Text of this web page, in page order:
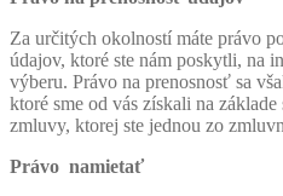
Za určitých okolností máte právo
údajov, ktoré ste nám poskytli, na
výberu. Právo na prenosnosť sa
ktoré sme od vás získali na
zmluvy, ktorej ste jednou zo
Právo namietať